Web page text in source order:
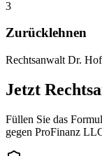
3
Zurücklehnen
Rechtsanwalt Dr.
Jetzt
Füllen Sie das
gegen ProFinanz